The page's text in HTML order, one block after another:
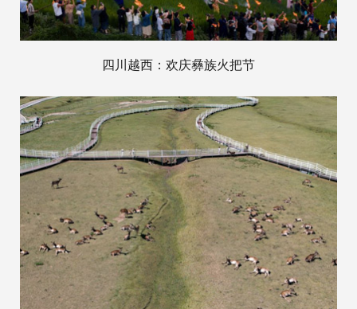
四川越西：欢庆彝族火把节